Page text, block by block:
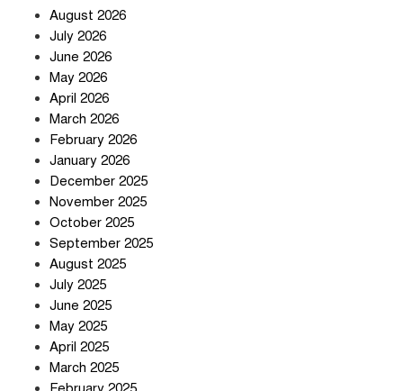
August 2026
July 2026
June 2026
May 2026
April 2026
March 2026
February 2026
January 2026
December 2025
November 2025
October 2025
September 2025
August 2025
July 2025
June 2025
May 2025
April 2025
March 2025